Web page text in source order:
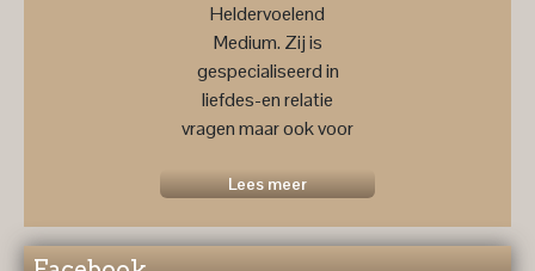
Heldervoelend
Medium. Zij is
gespecialiseerd in
liefdes-en relatie
vragen maar ook voor
toekomstprognose ....
Lees meer